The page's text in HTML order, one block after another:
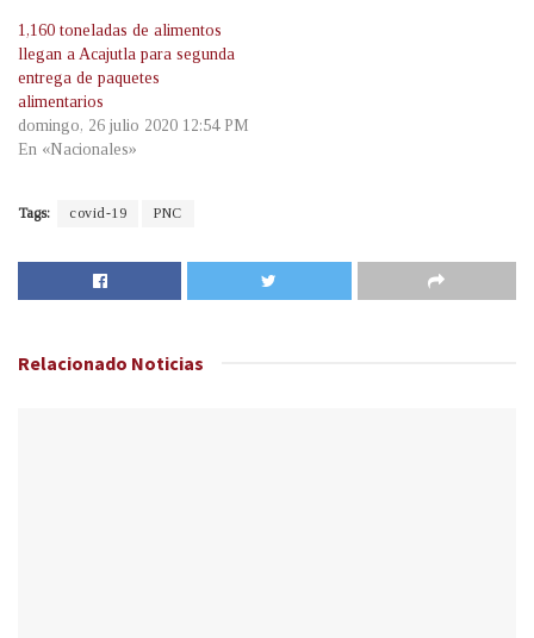
1,160 toneladas de alimentos
llegan a Acajutla para segunda
entrega de paquetes
alimentarios
domingo, 26 julio 2020 12:54 PM
En «Nacionales»
Tags: covid-19 PNC
Relacionado Noticias